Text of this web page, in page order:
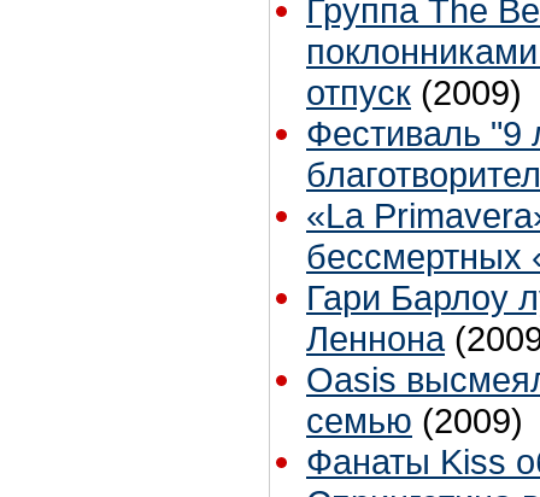
Группа The
отпуск (2009)
Фестиваль "9
«La
бессмертных
Гари Барлоу
Леннона
Oasis
семью (2009)
Фанаты Kiss